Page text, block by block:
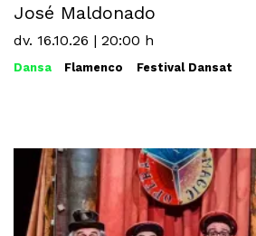
José Maldonado
dv. 16.10.26 | 20:00 h
Dansa Flamenco Festival Dansat